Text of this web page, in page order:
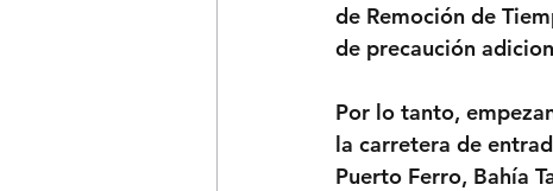
de Remoción de
de precaución
Por lo tanto,
la carretera de
Puerto Ferro, Bahía